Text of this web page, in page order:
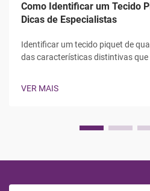
Como Identificar um Tecido
Dicas de Especialistas
Identificar um tecido piquet de
das características distintivas
VER MAIS